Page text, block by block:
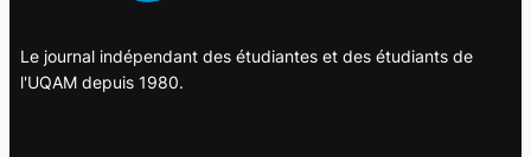
Le journal indépendant des étudiantes et des étudiants de
l'UQAM depuis 1980.